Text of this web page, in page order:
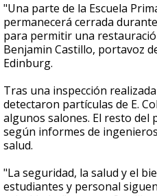
"Una parte de la Escuela
permanecerá cerrada
para permitir una
Benjamin Castillo, portavoz
Edinburg.
Tras una inspección
detectaron partículas de E.
algunos salones. El resto del
según informes de
salud.
"La seguridad, la salud y el
estudiantes y personal